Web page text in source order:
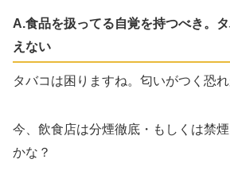
A.食品を扱ってる自覚を持つべき。
えない
タバコは困りますね。匂いがつく恐れ
今、飲食店は分煙徹底・もしくは禁
かな？